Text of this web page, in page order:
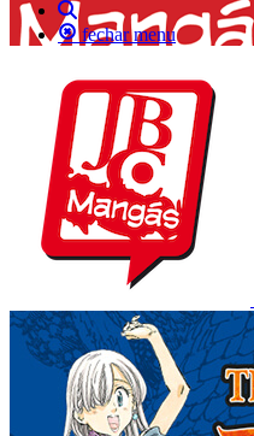
fechar menu